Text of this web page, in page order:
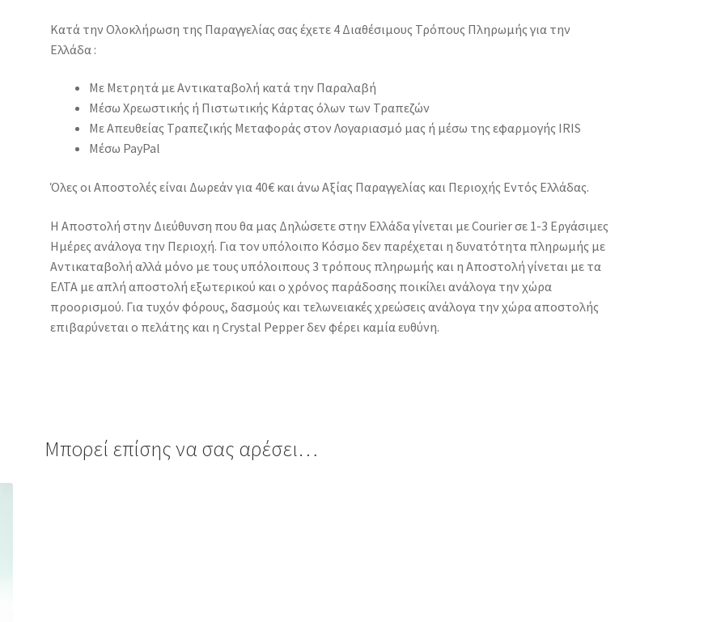
Κατά την Ολοκλήρωση της Παραγγελίας σας έχετε 4 Διαθέσιμους Τρόπους Πληρωμής για την
Ελλάδα :
Με Μετρητά με Αντικαταβολή κατά την Παραλαβή
Μέσω Χρεωστικής ή Πιστωτικής Κάρτας όλων των Τραπεζών
Με Απευθείας Τραπεζικής Μεταφοράς στον Λογαριασμό μας ή μέσω της εφαρμογής IRIS
Μέσω PayPal
Όλες οι Αποστολές είναι Δωρεάν για 40€ και άνω Αξίας Παραγγελίας και Περιοχής Εντός Ελλάδας.
Η Αποστολή στην Διεύθυνση που θα μας Δηλώσετε στην Ελλάδα γίνεται με Courier σε 1-3 Εργάσιμες
Ημέρες ανάλογα την Περιοχή. Για τον υπόλοιπο Κόσμο δεν παρέχεται η δυνατότητα πληρωμής με
Αντικαταβολή αλλά μόνο με τους υπόλοιπους 3 τρόπους πληρωμής και η Αποστολή γίνεται με τα
ΕΛΤΑ με απλή αποστολή εξωτερικού και ο χρόνος παράδοσης ποικίλει ανάλογα την χώρα
προορισμού. Για τυχόν φόρους, δασμούς και τελωνειακές χρεώσεις ανάλογα την χώρα αποστολής
επιβαρύνεται ο πελάτης και η Crystal Pepper δεν φέρει καμία ευθύνη.
Μπορεί επίσης να σας αρέσει…